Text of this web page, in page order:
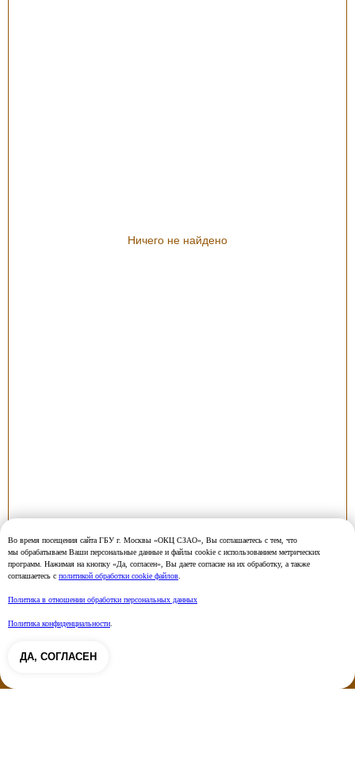
Ничего не найдено
Во время посещения сайта ГБУ г. Москвы «ОКЦ СЗАО», Вы соглашаетесь с тем, что
мы обрабатываем Ваши персональные данные и файлы cookie с использованием метрических
программ. Нажимая на кнопку «Да, согласен», Вы даете согласие на их обработку, а также
соглашаетесь с политикой обработки cookie файлов.
Политика в отношении обработки персональных данных
Политика конфиденциальности.
ДА, СОГЛАСЕН